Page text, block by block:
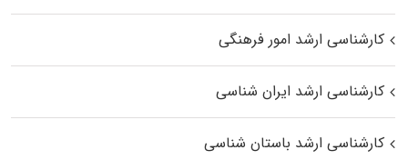
کارشناسی ارشد امور فرهنگی
کارشناسی ارشد ایران شناسی
کارشناسی ارشد باستان شناسی